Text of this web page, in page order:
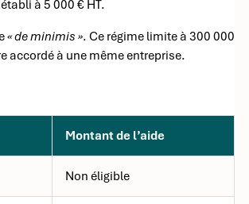
à 5 000 € HT.
« de minimis ». Ce régime limite à 300 000
accordé à une même entreprise.
Montant de l’aide
Non éligible